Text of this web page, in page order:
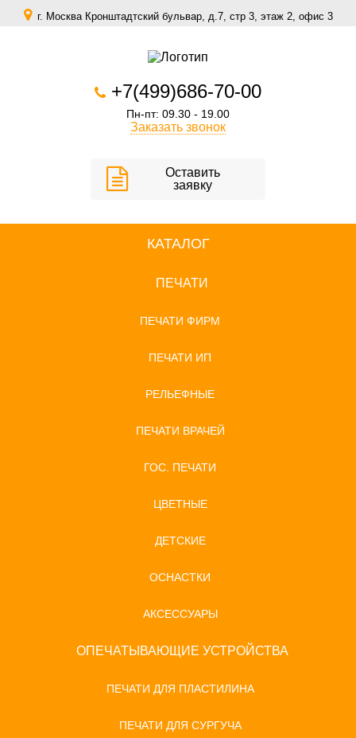
г. Москва Кронштадтский бульвар, д.7, стр 3, этаж 2, офис 3
+7(499)686-70-00
Пн-пт: 09.30 - 19.00
Заказать звонок
Оставить
заявку
КАТАЛОГ
ПЕЧАТИ
ПЕЧАТИ ФИРМ
ПЕЧАТИ ИП
РЕЛЬЕФНЫЕ
ПЕЧАТИ ВРАЧЕЙ
ГОС. ПЕЧАТИ
ЦВЕТНЫЕ
ДЕТСКИЕ
ОСНАСТКИ
АКСЕССУАРЫ
ОПЕЧАТЫВАЮЩИЕ УСТРОЙСТВА
ПЕЧАТИ ДЛЯ ПЛАСТИЛИНА
ПЕЧАТИ ДЛЯ СУРГУЧА